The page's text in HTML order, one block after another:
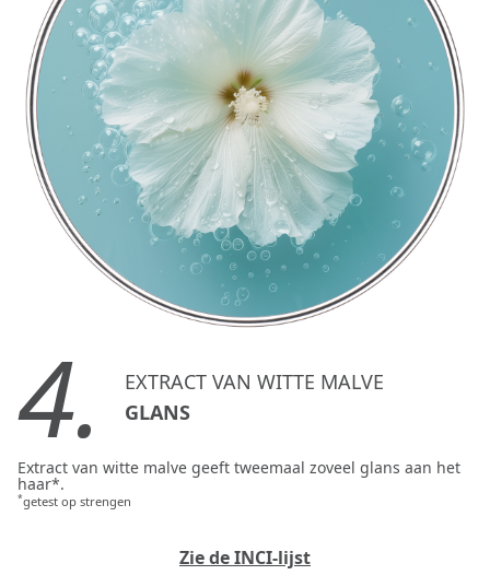
4.
EXTRACT VAN WITTE MALVE
GLANS
Extract van witte malve geeft tweemaal zoveel glans aan het
haar*.
*getest op strengen
Zie de INCI-lijst